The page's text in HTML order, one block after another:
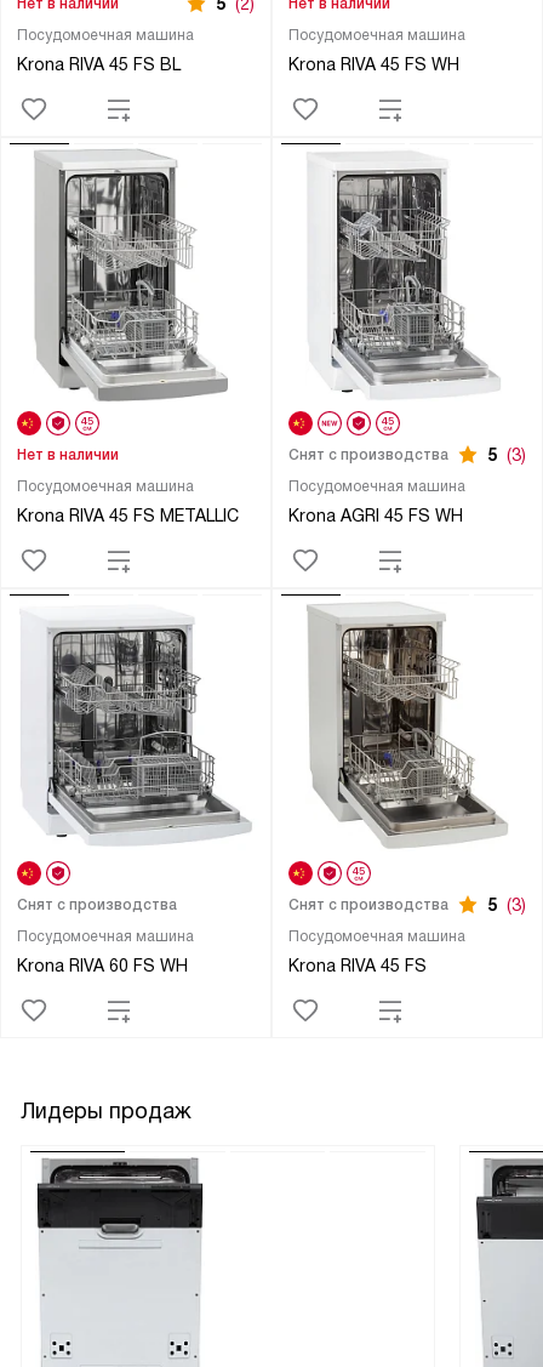
Посудомоечная машина
Krona RIVA 45 FS BL
Нет в наличии 5 (2)
Посудомоечная машина
Krona RIVA 45 FS WH
Нет в наличии
Посудомоечная машина
Krona RIVA 45 FS METALLIC
Нет в наличии
Посудомоечная машина
Krona AGRI 45 FS WH
Снят с производства 5 (3)
Посудомоечная машина
Krona RIVA 60 FS WH
Снят с производства
Посудомоечная машина
Krona RIVA 45 FS
Снят с производства 5 (3)
Лидеры продаж